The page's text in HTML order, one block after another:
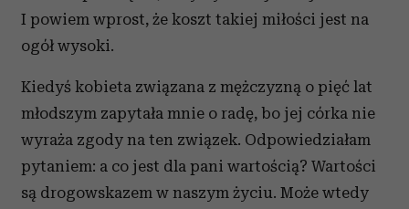
I powiem wprost, że koszt takiej miłości jest na
ogół wysoki.
Kiedyś kobieta związana z mężczyzną o pięć lat
młodszym zapytała mnie o radę, bo jej córka nie
wyraża zgody na ten związek. Odpowiedziałam
pytaniem: a co jest dla pani wartością? Wartości
są drogowskazem w naszym życiu. Może wtedy